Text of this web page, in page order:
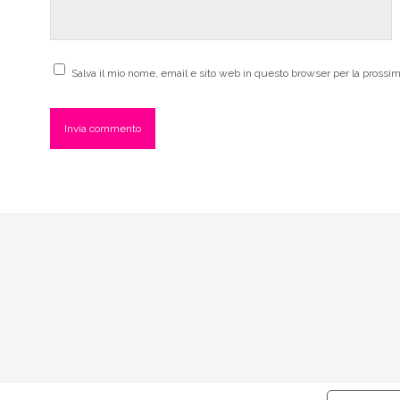
Salva il mio nome, email e sito web in questo browser per la